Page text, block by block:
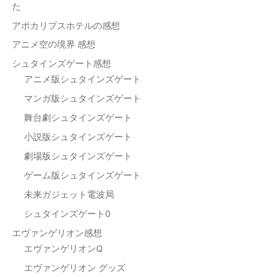
た
アポカリプスホテルの感想
アニメ空の境界 感想
シュタインズゲート感想
アニメ版シュタインズゲート
マンガ版シュタインズゲート
舞台劇シュタインズゲート
小説版シュタインズゲート
劇場版シュタインズゲート
ゲーム版シュタインズゲート
未来ガジェット電波局
シュタインズゲート0
エヴァンゲリオン感想
エヴァンゲリオンQ
エヴァンゲリオン グッズ